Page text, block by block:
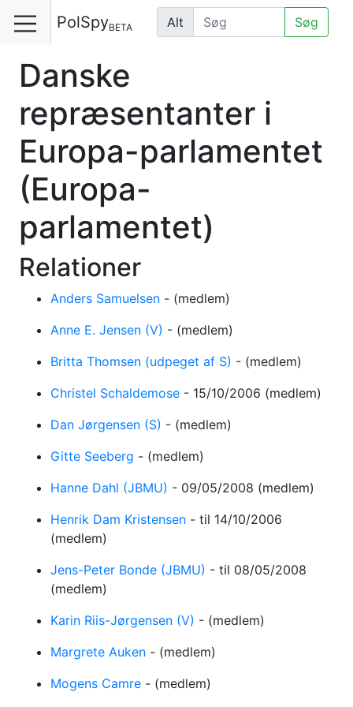
PolSpyBETA Alt Søg
Danske
repræsentanter i
Europa-parlamentet
(Europa-
parlamentet)
Relationer
Anders Samuelsen - (medlem)
Anne E. Jensen (V) - (medlem)
Britta Thomsen (udpeget af S) - (medlem)
Christel Schaldemose - 15/10/2006 (medlem)
Dan Jørgensen (S) - (medlem)
Gitte Seeberg - (medlem)
Hanne Dahl (JBMU) - 09/05/2008 (medlem)
Henrik Dam Kristensen - til 14/10/2006
(medlem)
Jens-Peter Bonde (JBMU) - til 08/05/2008
(medlem)
Karin Riis-Jørgensen (V) - (medlem)
Margrete Auken - (medlem)
Mogens Camre - (medlem)